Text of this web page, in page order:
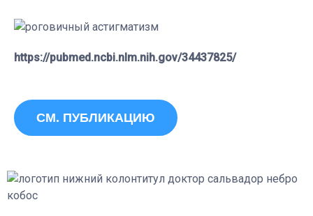
https://pubmed.ncbi.nlm.nih.gov/34437825/
СМ. ПУБЛИКАЦИЮ